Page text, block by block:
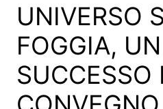
UNIVERSO
FOGGIA, UN
SUCCESSO